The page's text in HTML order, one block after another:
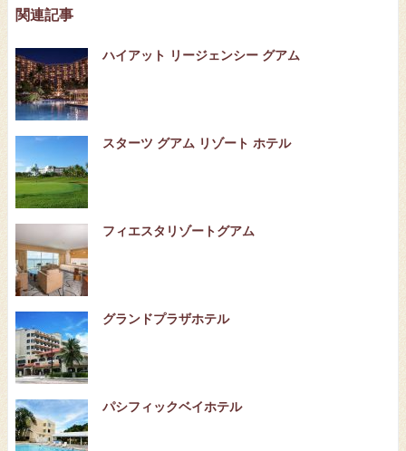
関連記事
ハイアット リージェンシー グアム
スターツ グアム リゾート ホテル
フィエスタリゾートグアム
グランドプラザホテル
パシフィックベイホテル